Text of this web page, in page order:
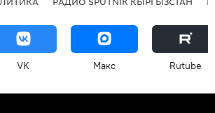
VK Макс Rutube